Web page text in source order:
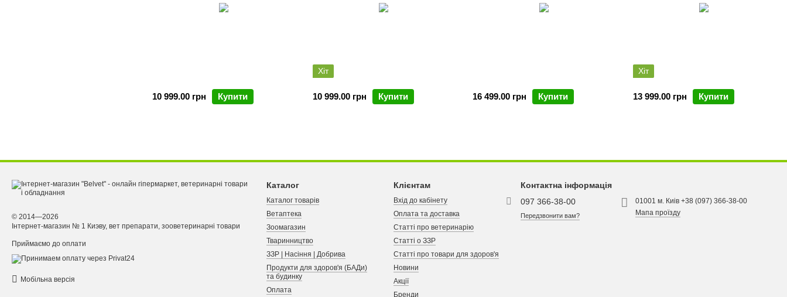
10 999.00 грн Купити
Хіт
10 999.00 грн Купити 16 499.00 грн Купити
Хіт
13 999.00 грн Купити
© 2014—2026
Інтернет-магазин № 1 Киэву, вет препарати, зооветеринарні товари
Приймаємо до оплати
Мобільна версія
Каталог
Каталог товарів
Ветаптека
Зоомагазин
Тваринництво
ЗЗР | Насіння | Добрива
Продукти для здоров'я (БАДи)
та будинку
Оплата
Клієнтам
Вхід до кабінету
Оплата та доставка
Статті про ветеринарію
Статті о ЗЗР
Статті про товари для здоров'я
Новини
Акції
Бренди
Контактна інформація
097 366-38-00
Передзвонити вам?
01001 м. Киів +38 (097) 366-38-00
Мапа проїзду